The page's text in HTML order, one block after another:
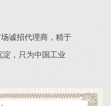
诚招代理商，精于
淀，只为中国工业